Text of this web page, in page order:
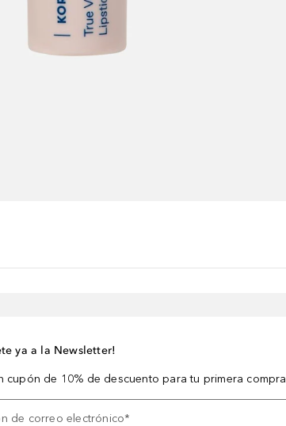
ya a la Newsletter!
cupón de 10% de descuento para tu primera compra
de correo electrónico*